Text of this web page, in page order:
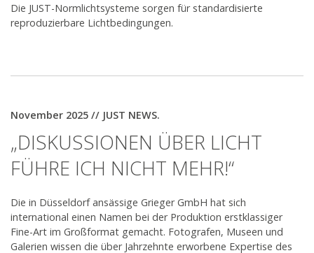
Die JUST-Normlichtsysteme sorgen für standardisierte
reproduzierbare Lichtbedingungen.
November 2025 // JUST NEWS.
„DISKUSSIONEN ÜBER LICHT
FÜHRE ICH NICHT MEHR!“
Die in Düsseldorf ansässige Grieger GmbH hat sich
international einen Namen bei der Produktion erstklassiger
Fine-Art im Großformat gemacht. Fotografen, Museen und
Galerien wissen die über Jahrzehnte erworbene Expertise des